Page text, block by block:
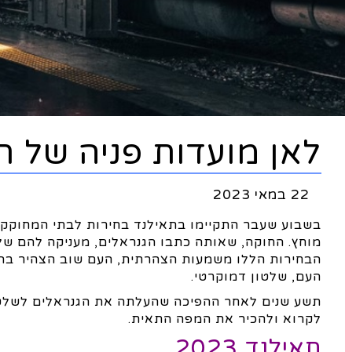
לאן מועדות פניה של
22 במאי 2023
בשבוע שעבר התקיימו בתאילנד בחירות לבתי
מוחץ. החוקה, שאותה כתבו הגנראלים, מעניקה להם
הבחירות הללו משמעות הצהרתית, העם שוב הצהיר
העם, שלטון דמוקרטי.
תשע שנים לאחר ההפיכה שהעלתה את הגנראלים
לקרוא ולהכיר את המפה התאית.